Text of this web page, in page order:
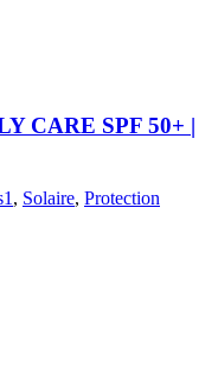
CARE SPF 50+ |
, Solaire, Protection